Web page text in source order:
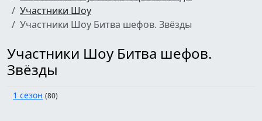
Участники Шоу
Участники Шоу Битва шефов. Звёзды
Участники Шоу Битва шефов.
Звёзды
1 сезон (80)